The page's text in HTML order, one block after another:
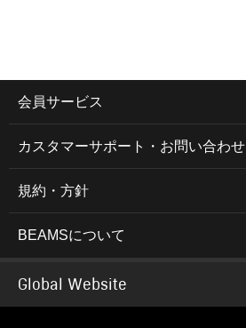
会員サービス
カスタマーサポート・お問い合わせ
規約・方針
BEAMSについて
Global Website